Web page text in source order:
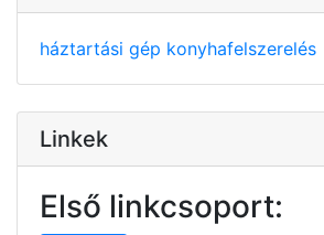
háztartási gép konyhafelszerelés
Linkek
Első linkcsoport: